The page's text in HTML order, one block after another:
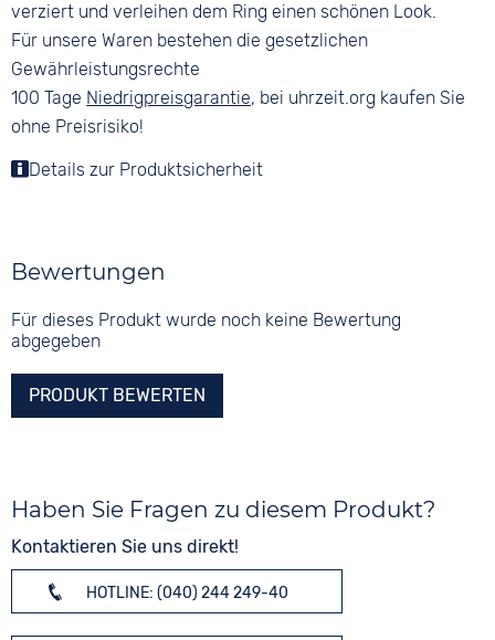
verziert und verleihen dem Ring einen schönen Look.
Für unsere Waren bestehen die gesetzlichen
Gewährleistungsrechte
100 Tage Niedrigpreisgarantie, bei uhrzeit.org kaufen Sie
ohne Preisrisiko!
Details zur Produktsicherheit
Bewertungen
Für dieses Produkt wurde noch keine Bewertung
abgegeben
PRODUKT BEWERTEN
Haben Sie Fragen zu diesem Produkt?
Kontaktieren Sie uns direkt!
HOTLINE: (040) 244 249-40